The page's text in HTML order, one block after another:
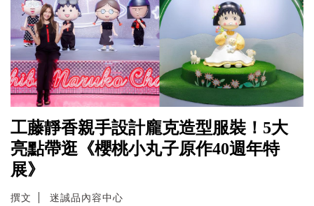
工藤靜香親手設計龐克造型服裝！5大
亮點帶逛《櫻桃小丸子原作40週年特
展》
撰文 迷誠品內容中心